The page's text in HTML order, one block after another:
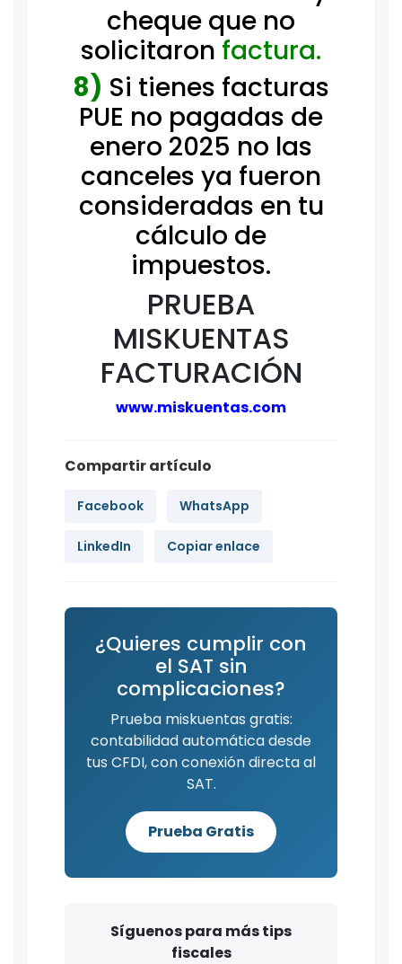
cheque que no
solicitaron factura.
8) Si tienes facturas
PUE no pagadas de
enero 2025 no las
canceles ya fueron
consideradas en tu
cálculo de
impuestos.
PRUEBA
MISKUENTAS
FACTURACIÓN
www.miskuentas.com
Compartir artículo
Facebook WhatsApp
LinkedIn Copiar enlace
¿Quieres cumplir con
el SAT sin
complicaciones?
Prueba miskuentas gratis:
contabilidad automática desde
tus CFDI, con conexión directa al
SAT.
Prueba Gratis
Síguenos para más tips
fiscales